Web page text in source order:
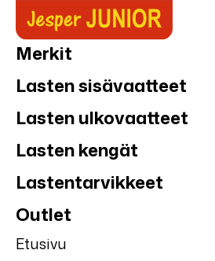
Merkit
Lasten sisävaatteet
Lasten ulkovaatteet
Lasten kengät
Lastentarvikkeet
Outlet
Etusivu